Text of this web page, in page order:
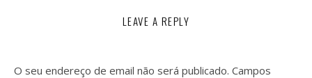
LEAVE A REPLY
O seu endereço de email não será publicado. Campos